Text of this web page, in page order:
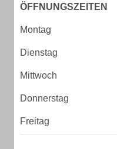
ÖFFNUNGSZEITEN
Montag
Dienstag
Mittwoch
Donnerstag
Freitag